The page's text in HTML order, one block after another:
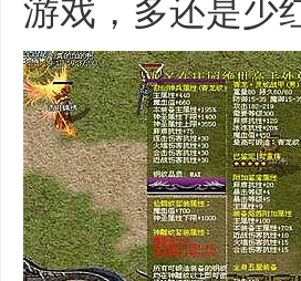
游戏，多还是少